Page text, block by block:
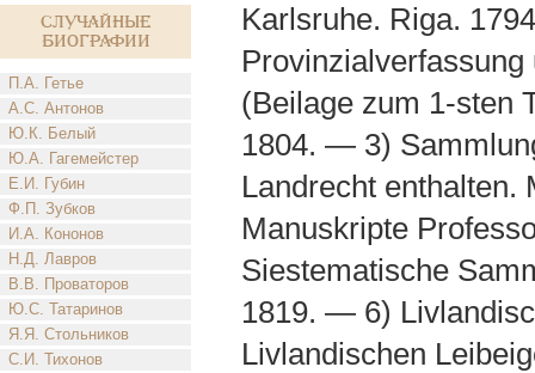
Случайные
биографии
П.А. Гетье
А.С. Антонов
Ю.К. Белый
Ю.А. Гагемейстер
Е.И. Губин
Ф.П. Зубков
И.А. Кононов
Н.Д. Лавров
В.В. Проваторов
Ю.С. Татаринов
Я.Я. Стольников
С.И. Тихонов
Karlsruhe. Riga.
(Beilage zum 1-sten
1804. — 3)
Landrecht
Manuskripte
Siestematische
1819. — 6)
Livlandischen